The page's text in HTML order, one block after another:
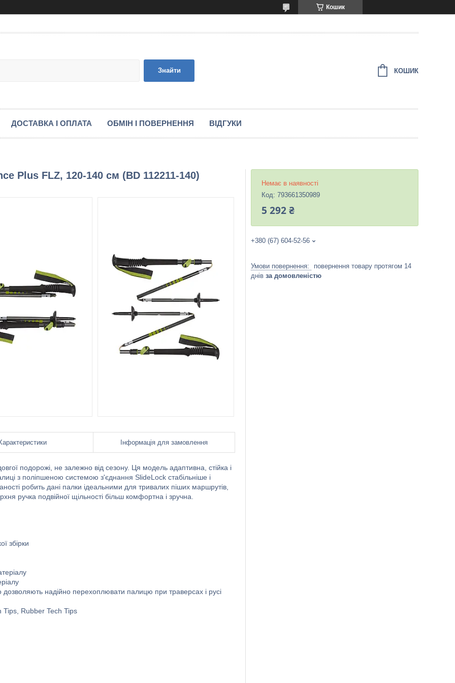
Кошик
Знайти КОШИК
ДОСТАВКА І ОПЛАТА ОБМІН І ПОВЕРНЕННЯ ВІДГУКИ
Plus FLZ, 120-140 см (BD 112211-140)
Інформація для замовлення
подорожі, не залежно від сезону. Ця модель адаптивна, стійка і
з поліпшеною системою з'єднання SlideLock стабільніше і
робить дані палки ідеальними для тривалих піших маршрутів,
ручка подвійної щільності більш комфортна і зручна.
збірки
надійно перехоплювати палицю при траверсах і русі
Tips, Rubber Tech Tips
Немає в наявності
Код: 793661350989
5 292 ₴
+380 (67) 604-52-56
повернення товару протягом 14
днів за домовленістю